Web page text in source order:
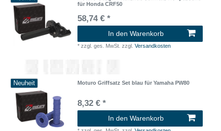
für Honda CRF50
58,74 € *
In den Warenkorb
*zzgl. ges. MwSt. zzgl.Versandkosten
Neuheit Moturo Griffsatz Set blau für Yamaha PW80
8,32 € *
In den Warenkorb